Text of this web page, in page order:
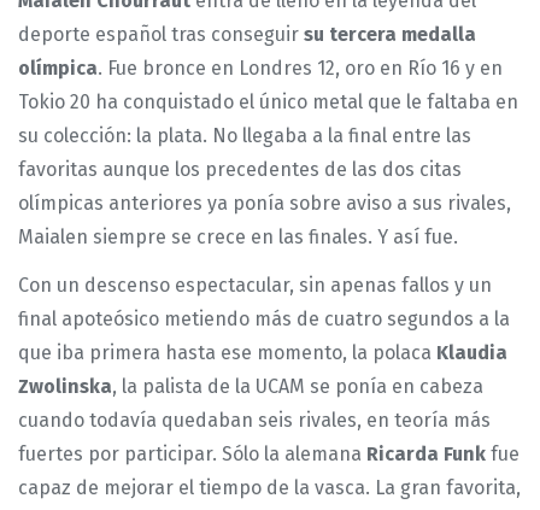
deporte español tras conseguir su tercera medalla
olímpica. Fue bronce en Londres 12, oro en Río 16 y en
Tokio 20 ha conquistado el único metal que le faltaba en
su colección: la plata. No llegaba a la final entre las
favoritas aunque los precedentes de las dos citas
olímpicas anteriores ya ponía sobre aviso a sus rivales,
Maialen siempre se crece en las finales. Y así fue.
Con un descenso espectacular, sin apenas fallos y un
final apoteósico metiendo más de cuatro segundos a la
que iba primera hasta ese momento, la polaca Klaudia
Zwolinska, la palista de la UCAM se ponía en cabeza
cuando todavía quedaban seis rivales, en teoría más
fuertes por participar. Sólo la alemana Ricarda Funk fue
capaz de mejorar el tiempo de la vasca. La gran favorita,